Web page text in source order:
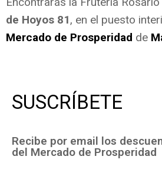
de Hoyos 81, en el puesto
Mercado de Prosperidad de
SUSCRÍBETE
Recibe por email los
del Mercado de Prosperidad